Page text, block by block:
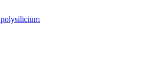
polysilicium